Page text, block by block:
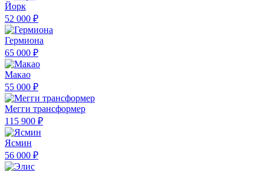
Йорк
52 000 ₽
Гермиона
65 000 ₽
Макао
55 000 ₽
Мегги трансформер
115 900 ₽
Ясмин
56 000 ₽